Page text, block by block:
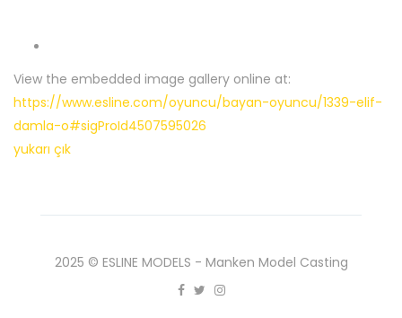
View the embedded image gallery online at:
https://www.esline.com/oyuncu/bayan-oyuncu/1339-elif-
damla-o#sigProId4507595026
yukarı çık
2025 © ESLINE MODELS - Manken Model Casting